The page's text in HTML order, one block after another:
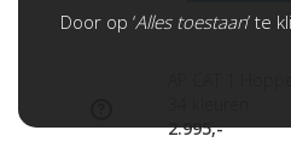
2.995,-
Door op ‘Alles toestaan’ te